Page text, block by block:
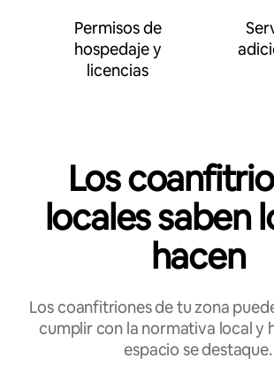
Permisos de
hospedaje y
licencias
Los
locales saben
hacen
Los coanfitriones de tu zona
cumplir con la normativa local y
espacio se destaque.